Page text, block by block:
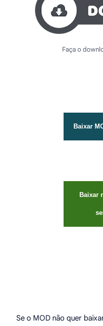
Faça o
Baixar
Baixar
Se o MOD não quer